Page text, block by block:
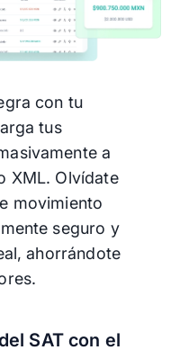
+ tasa de
con tu
tus
a
XML. Olvídate
movimiento
seguro y
ahorrándote
SAT con el